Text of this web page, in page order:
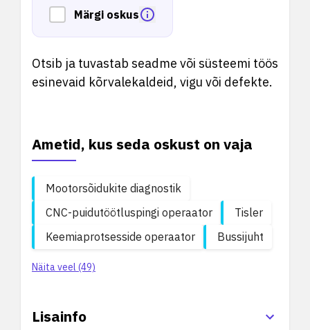
Märgi oskus
Otsib ja tuvastab seadme või süsteemi töös
esinevaid kõrvalekaldeid, vigu või defekte.
Ametid, kus seda oskust on vaja
Mootorsõidukite diagnostik
CNC-puidutöötluspingi operaator
Tisler
Keemiaprotsesside operaator
Bussijuht
Näita veel (49)
Lisainfo